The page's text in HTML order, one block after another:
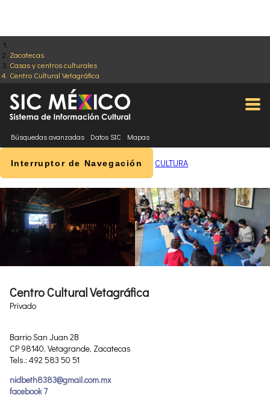
Zacatecas
Casas y centros culturales
Centro Cultural Vetagráfica
Búsquedas avanzadas Datos SIC Mapas
Interruptor de Navegación CULTURA
Centro Cultural Vetagráfica
Privado
Barrio San Juan 2B
CP 98140, Vetagrande, Zacatecas
Tels.: 492 583 50 51
nidbeth8383@gmail.com.mx
facebook 7